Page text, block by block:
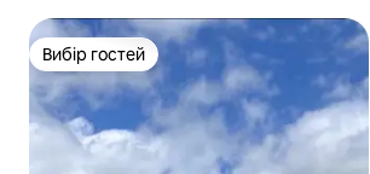
Вибір гостей
Вибір гостей